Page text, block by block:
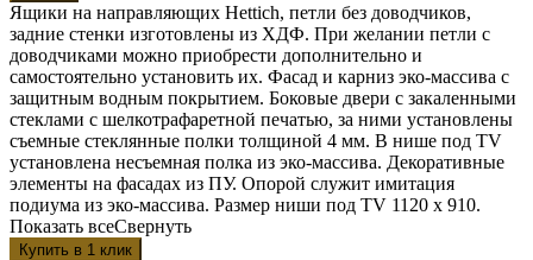
Ящики на направляющих Hettich, петли без доводчиков,
задние стенки изготовлены из ХДФ. При желании петли с
доводчиками можно приобрести дополнительно и
самостоятельно установить их. Фасад и карниз эко-массива с
защитным водным покрытием. Боковые двери с закаленными
стеклами с шелкотрафаретной печатью, за ними установлены
съемные стеклянные полки толщиной 4 мм. В нише под TV
установлена несъемная полка из эко-массива. Декоративные
элементы на фасадах из ПУ. Опорой служит имитация
подиума из эко-массива. Размер ниши под TV 1120 x 910.
Показать всеСвернуть